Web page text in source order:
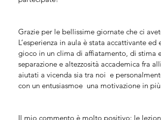
Grazie per le bellissime giornate che ci
L’esperienza in aula è stata accattivante
gioco in un clima di affiatamento, di stima
separazione e altezzosità accademica fra
aiutati a vicenda sia tra noi e
con un entusiasmoe una motivazione in
Il mio commento è molto positivo: le